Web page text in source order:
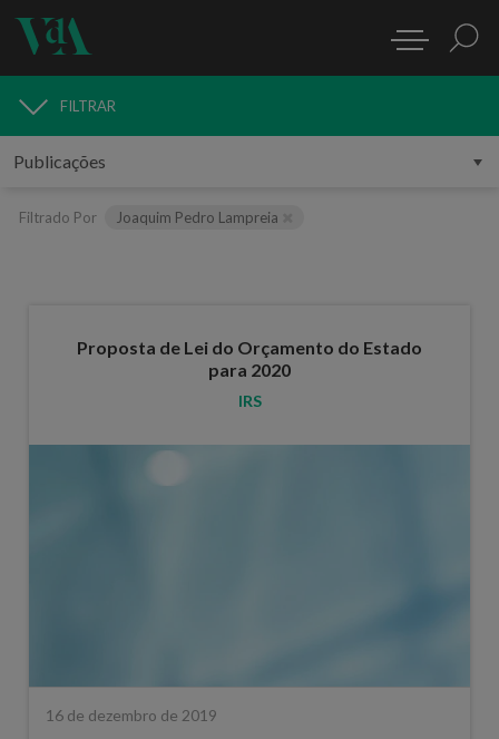
PUBLICAÇÕES
FILTRAR
Filtrado Por Joaquim Pedro Lampreia
Proposta de Lei do Orçamento do Estado
para 2020
IRS
16 de dezembro de 2019